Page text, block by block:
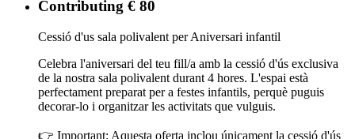
Contributing € 80
Cessió d'us sala polivalent per Aniversari infantil
Celebra l'aniversari del teu fill/a amb la cessió d'ús exclusiva
de la nostra sala polivalent durant 4 hores. L'espai està
perfectament preparat per a festes infantils, perquè puguis
decorar-lo i organitzar les activitats que vulguis.
👉 Important: Aquesta oferta inclou únicament la cessió d'ús